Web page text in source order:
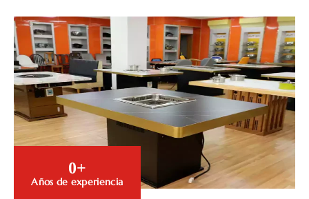
Años de experiencia
0+